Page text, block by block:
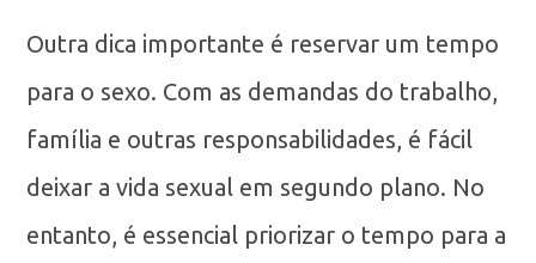
Outra dica importante é reservar um tempo
para o sexo. Com as demandas do trabalho,
família e outras responsabilidades, é fácil
deixar a vida sexual em segundo plano. No
entanto, é essencial priorizar o tempo para a